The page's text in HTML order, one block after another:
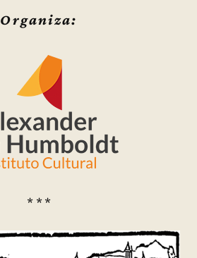
Organiza:
* * *